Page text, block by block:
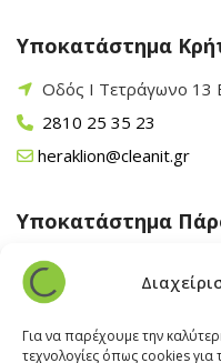
Για να παρέχουμε την
τεχνολογίες όπως cookies
Υποκατάστημα
Οδός Ι Τετράγωνο 13
2810 25 35 23
heraklion@cleanit.gr
Υποκατάστημα
Άγιος Βλάσης
22840 43 163
paros@cleanit.gr